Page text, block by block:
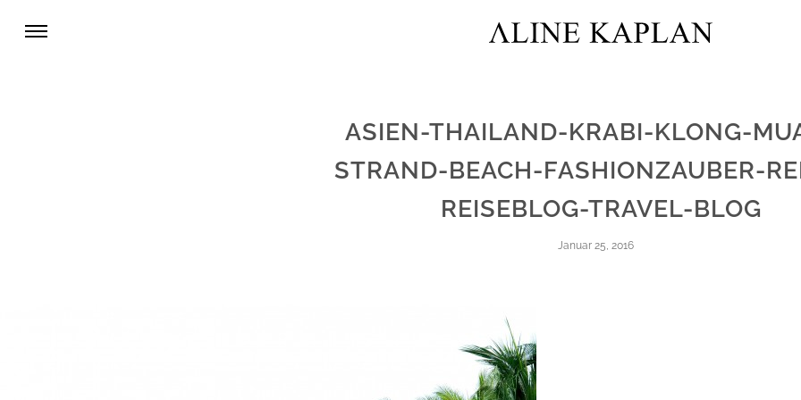
ASIEN-THAILAND-KRABI-KLONG-
STRAND-BEACH-FASHIONZAUBER-
REISEBLOG-TRAVEL-BLOG
Januar 25, 2016